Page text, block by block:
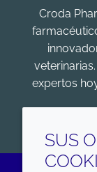
Croda
expertos
SUS